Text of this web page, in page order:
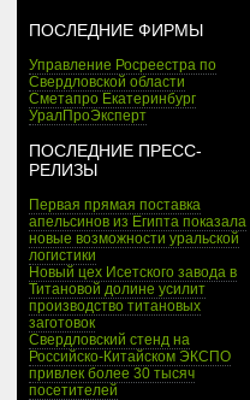
ПОСЛЕДНИЕ ФИРМЫ
Управление Росреестра по
Свердловской области
Сметапро Екатеринбург
УралПроЭксперт
ПОСЛЕДНИЕ ПРЕСС-
РЕЛИЗЫ
Первая прямая поставка
апельсинов из Египта показала
новые возможности уральской
логистики
Новый цех Исетского завода в
Титановой долине усилит
производство титановых
заготовок
Свердловский стенд на
Российско-Китайском ЭКСПО
привлек более 30 тысяч
посетителей